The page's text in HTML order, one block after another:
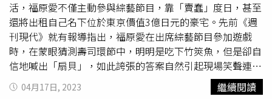
把它放掉，一旦取消貨物稅，以後就沒有籌碼鼓勵民眾節
能。」立委鍾佳濱說，貨物稅確有不合時宜之處，但他作為
執政黨立委，有義務說明廢除了貨物稅之後，要怎麼填補稅
損。（圖／周志龍攝）世新大學法律學院專任客座副教授、
中華人權協會理事長高思博表示，人權協會長期關注賦稅正
義的議題，把貨物稅當作「奢侈稅」來用，爭議已久，列入
徵收的品項包括汽機車、鋼琴、瓶裝飲料以及當時被視為奢
活，福原愛不僅主動參與綜藝節目，靠「賣蠢」度日，甚至
還將出租自己名下位於東京價值3億日元的豪宅。先前《週
刊現代》就有報導指出，福原愛在出席綜藝節目參加遊戲
時，在蒙眼猜測壽司環節中，明明是吃下竹筴魚，但是卻自
信地喊出「扇貝」，如此誇張的答案自然引起現場笑聲連
連。當時就有工作人員表示，福原愛是想跟女子足球員丸山
桂里奈一樣，在電視上以蠢萌形象曝光。在考量福原愛的粉
04月17日, 2023 繼續閱讀